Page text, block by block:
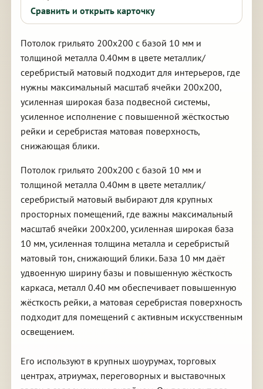
Сравнить и открыть карточку
Потолок грильято 200х200 с базой 10 мм и
толщиной металла 0.40мм в цвете металлик/
серебристый матовый подходит для интерьеров, где
нужны максимальный масштаб ячейки 200х200,
усиленная широкая база подвесной системы,
усиленное исполнение с повышенной жёсткостью
рейки и серебристая матовая поверхность,
снижающая блики.
Потолок грильято 200х200 с базой 10 мм и
толщиной металла 0.40мм в цвете металлик/
серебристый матовый выбирают для крупных
просторных помещений, где важны максимальный
масштаб ячейки 200х200, усиленная широкая база
10 мм, усиленная толщина металла и серебристый
матовый тон, снижающий блики. База 10 мм даёт
удвоенную ширину базы и повышенную жёсткость
каркаса, металл 0.40 мм обеспечивает повышенную
жёсткость рейки, а матовая серебристая поверхность
подходит для помещений с активным искусственным
освещением.
Его используют в крупных шоурумах, торговых
центрах, атриумах, переговорных и выставочных